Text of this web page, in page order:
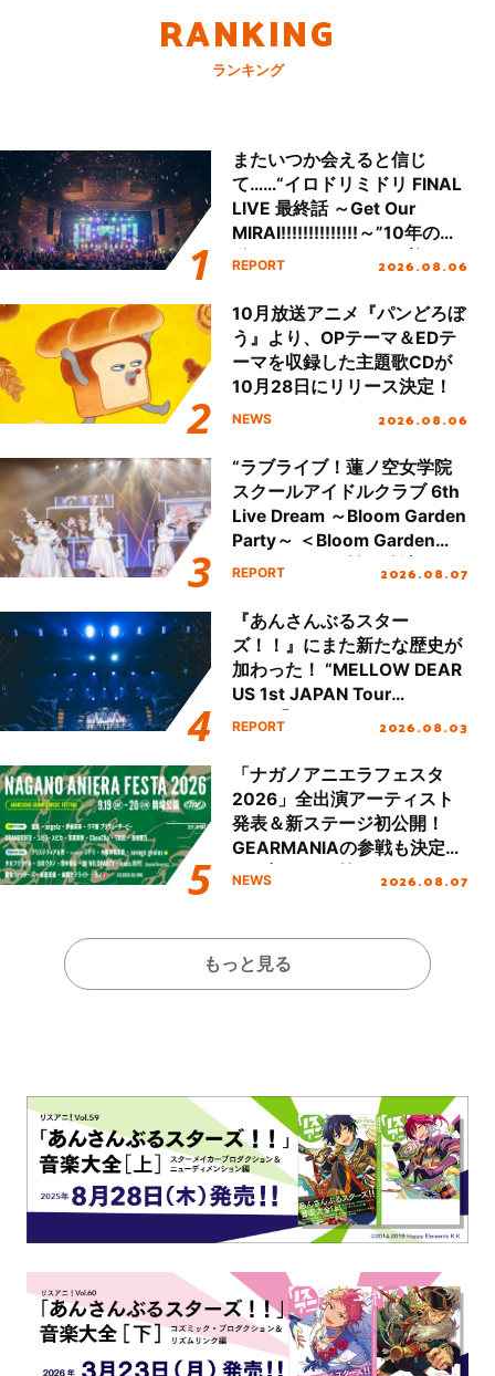
RANKING
ランキング
またいつか会えると信じ
て……“イロドリミドリ FINAL
LIVE 最終話 ～Get Our
MIRAI!!!!!!!!!!!!!!～”10年の活
動を経てファイナルを迎える
REPORT 2026.08.06
10月放送アニメ『パンどろぼ
う』より、OPテーマ＆EDテ
ーマを収録した主題歌CDが
10月28日にリリース決定！
NEWS 2026.08.06
“ラブライブ！蓮ノ空女学院
スクールアイドルクラブ 6th
Live Dream ～Bloom Garden
Party～ ＜Bloom Garden
Party Stage／埼玉公演＞”
REPORT 2026.08.07
『あんさんぶるスター
ズ！！』にまた新たな歴史が
加わった！ “MELLOW DEAR
US 1st JAPAN Tour
Final「NICE to meet YOU
ート!!
REPORT 2026.08.03
「ナガノアニエラフェスタ
2026」全出演アーティスト
発表＆新ステージ初公開！
GEARMANIAの参戦も決定
し、初となる第3ステージの
NEWS 2026.08.07
もっと見る